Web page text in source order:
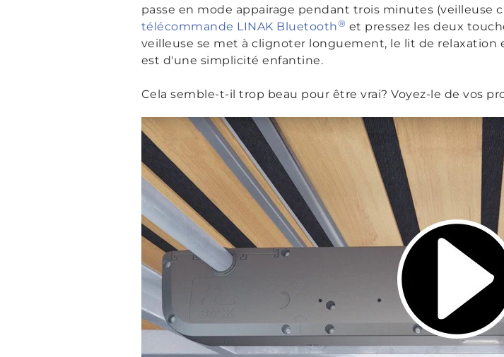
passe en mode appairage pendant trois minutes
télécommande LINAK Bluetooth® et pressez les deux
veilleuse se met à clignoter longuement, le lit de relaxation
est d'une simplicité enfantine.
Cela semble-t-il trop beau pour être vrai? Voyez-le de vos